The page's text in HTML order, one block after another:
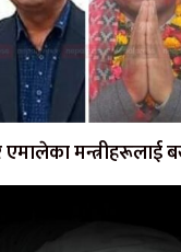
मन्त्रीहरूलाई